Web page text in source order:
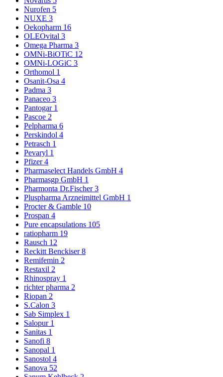
Nurofen 5
NUXE 3
Oekopharm 16
OLEOvital 3
Omega Pharma 3
OMNi-BiOTiC 12
OMNi-LOGiC 3
Orthomol 1
Osanit-Osa 4
Padma 3
Panaceo 3
Pantogar 1
Pascoe 2
Pelpharma 6
Perskindol 4
Petrasch 1
Pevaryl 1
Pfizer4
Pharmaselect Handels GmbH 4
Pharmasgp GmbH 1
Pharmonta Dr.Fischer3
Pluspharma Arzneimittel GmbH 1
Procter & Gamble 10
Prospan 4
Pure encapsulations 105
ratiopharm 19
Rausch 12
Reckitt Benckiser8
Remifemin 2
Restaxil 2
Rhinospray 1
richter pharma 2
Riopan 2
S.Calon 3
Sab Simplex 1
Salopur 1
Sanitas 1
Sanofi 8
Sanopal 1
Sanostol 4
Sanova 52